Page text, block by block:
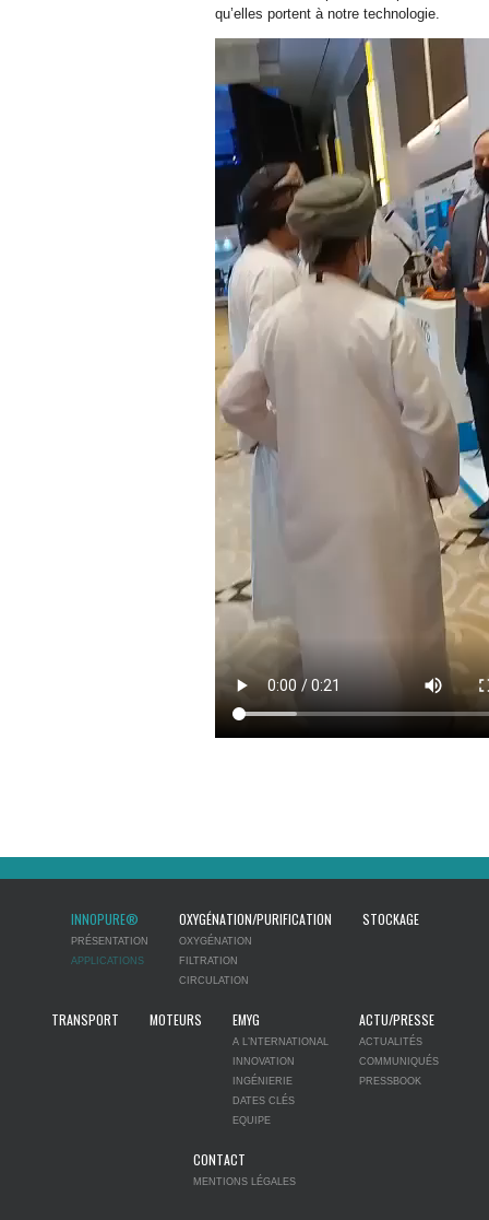
qu’elles portent à notre technologie.
INNOPURE®
PRÉSENTATION
APPLICATIONS
OXYGÉNATION/PURIFICATION
OXYGÉNATION
FILTRATION
CIRCULATION
STOCKAGE
TRANSPORT MOTEURS EMYG
A L’NTERNATIONAL
INNOVATION
INGÉNIERIE
DATES CLÉS
EQUIPE
ACTU/PRESSE
ACTUALITÉS
COMMUNIQUÉS
PRESSBOOK
CONTACT
MENTIONS LÉGALES